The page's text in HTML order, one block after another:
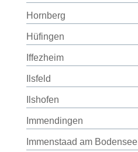
Hornberg
Hüfingen
Iffezheim
Ilsfeld
Ilshofen
Immendingen
Immenstaad am Bodensee